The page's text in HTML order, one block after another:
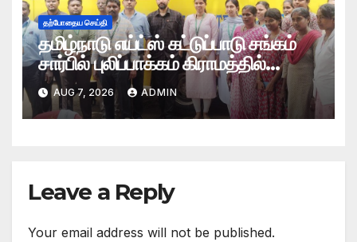
தற்போதைய செய்தி
தமிழ்நாடு எய்ட்ஸ் கட்டுப்பாடு சங்கம்
சார்பில் புலிப்பாக்கம் கிராமத்தில்
இலவச மருத்துவ முகாம்
AUG 7, 2026 ADMIN
Leave a Reply
Your email address will not be published.